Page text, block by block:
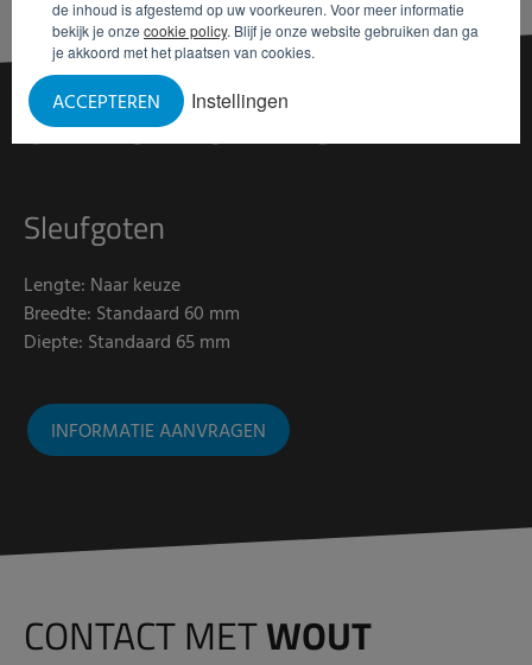
de inhoud is afgestemd op uw voorkeuren. Voor meer informatie
bekijk je onze cookie policy. Blijf je onze website gebruiken dan ga
je akkoord met het plaatsen van cookies.
Instellingen
ACCEPTEREN
ONZEUITVOERINGEN
Sleufgoten
Lengte: Naar keuze
Breedte: Standaard 60 mm
Diepte: Standaard 65 mm
INFORMATIE AANVRAGEN
CONTACT METWOUT